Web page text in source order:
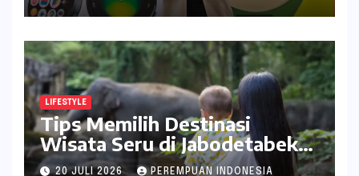
LIFESTYLE
Tips Memilih Destinasi
Wisata Seru di Jabodetabek
ala inDrive
20 JULI 2026 PEREMPUAN INDONESIA